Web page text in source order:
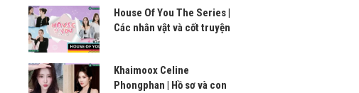
House Of You The Series |
Các nhân vật và cốt truyện
Khaimoox Celine
Phongphan | Hồ sơ và con